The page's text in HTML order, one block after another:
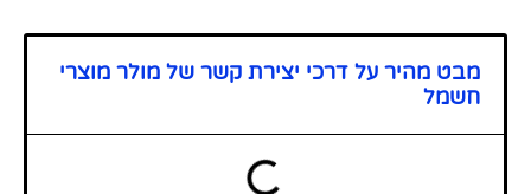
מבט מהיר על דרכי יצירת קשר של מולר מוצרי
חשמל